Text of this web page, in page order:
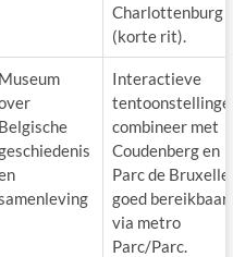
Charlottenburg
(korte rit).
Museum
Belgische
Interactieve
combineer met
Coudenberg en
Parc de
goed bereikbaar
via metro
Parc/Parc.